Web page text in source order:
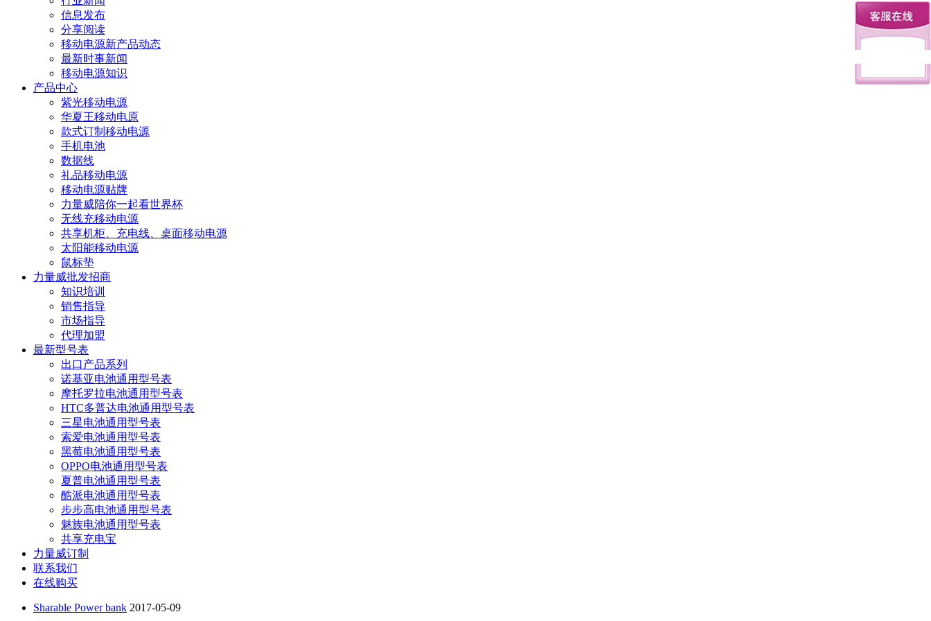
信息发布
分享阅读
移动电源新产品动态
最新时事新闻
移动电源知识
产品中心
紫光移动电源
华夏王移动电原
款式订制移动电源
手机电池
数据线
礼品移动电源
移动电源贴牌
力量威陪你一起看世界杯
无线充移动电源
共享机柜、充电线、桌面移动电源
太阳能移动电源
鼠标垫
力量威批发招商
知识培训
销售指导
市场指导
代理加盟
最新型号表
出口产品系列
诺基亚电池通用型号表
摩托罗拉电池通用型号表
HTC多普达电池通用型号表
三星电池通用型号表
索爱电池通用型号表
黑莓电池通用型号表
OPPO电池通用型号表
夏普电池通用型号表
酷派电池通用型号表
步步高电池通用型号表
魅族电池通用型号表
共享充电宝
力量威订制
联系我们
在线购买
Sharable Power bank 2017-05-09